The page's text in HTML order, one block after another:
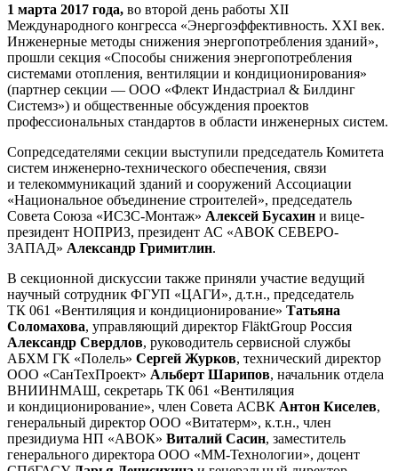
1 марта 2017 года, во второй день работы XII
Международного конгресса «Энергоэффективность. XXI век.
Инженерные методы снижения энергопотребления зданий»,
прошли секция «Способы снижения энергопотребления
системами отопления, вентиляции и кондиционирования»
(партнер секции — ООО «Флект Индастриал & Билдинг
Системз») и общественные обсуждения проектов
профессиональных стандартов в области инженерных систем.
Сопредседателями секции выступили председатель Комитета
систем инженерно-технического обеспечения, связи
и телекоммуникаций зданий и сооружений Ассоциации
«Национальное объединение строителей», председатель
Совета Союза «ИСЗС-Монтаж» Алексей Бусахин и вице-
президент НОПРИЗ, президент АС «АВОК СЕВЕРО-
ЗАПАД» Александр Гримитлин.
В секционной дискуссии также приняли участие ведущий
научный сотрудник ФГУП «ЦАГИ», д.т.н., председатель
ТК 061 «Вентиляция и кондиционирование» Татьяна
Соломахова, управляющий директор FläktGroup Россия
Александр Свердлов, руководитель сервисной службы
АБХМ ГК «Полель» Сергей Журков, технический директор
ООО «СанТехПроект» Альберт Шарипов, начальник отдела
ВНИИНМАШ, секретарь ТК 061 «Вентиляция
и кондиционирование», член Совета АСВК Антон Киселев,
генеральный директор ООО «Витатерм», к.т.н., член
президиума НП «АВОК» Виталий Сасин, заместитель
генерального директора ООО «ММ-Технологии», доцент